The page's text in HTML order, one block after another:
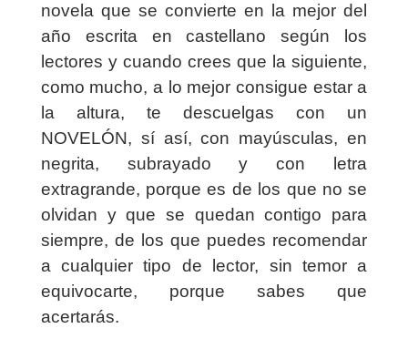
novela que se convierte en la mejor del
año escrita en castellano según los
lectores y cuando crees que la siguiente,
como mucho, a lo mejor consigue estar a
la altura, te descuelgas con un
NOVELÓN, sí así, con mayúsculas, en
negrita, subrayado y con letra
extragrande, porque es de los que no se
olvidan y que se quedan contigo para
siempre, de los que puedes recomendar
a cualquier tipo de lector, sin temor a
equivocarte, porque sabes que
acertarás.